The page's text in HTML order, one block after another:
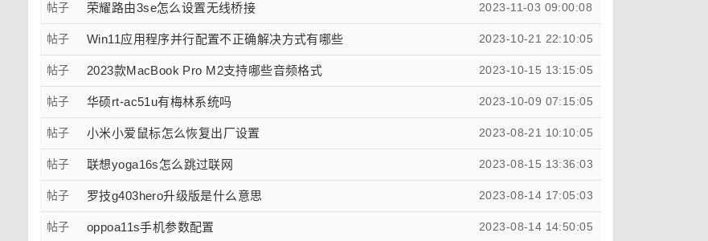
帖子 荣耀路由3se怎么设置无线桥接 2023-11-03 09:00:08
帖子 Win11应用程序并行配置不正确解决方式有哪些 2023-10-21 22:10:05
帖子 2023款MacBook Pro M2支持哪些音频格式 2023-10-15 13:15:05
帖子 华硕rt-ac51u有梅林系统吗 2023-10-09 07:15:05
帖子 小米小爱鼠标怎么恢复出厂设置 2023-08-21 10:10:05
帖子 联想yoga16s怎么跳过联网 2023-08-15 13:36:03
帖子 罗技g403hero升级版是什么意思 2023-08-14 17:05:03
帖子 oppoa11s手机参数配置 2023-08-14 14:50:05